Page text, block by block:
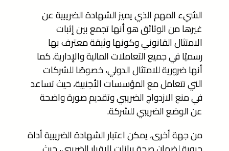
الشيء المهم الذي يميز الشهادة الضريبية عن
غيرها من الوثائق هو أنها تجمع بين إثبات
الامتثال القانوني وكونها وثيقة معترف بها
رسميًا في جميع التعاملات المالية والإدارية. كما
أنها ضرورية للامتثال الدولي، خصوصًا للشركات
التي تتعامل مع المؤسسات الأجنبية، حيث تساعد
في منع الازدواج الضريبي وتقديم صورة واضحة
عن الوضع الضريبي للشركة.
من جهة أخرى، يمكن اعتبار الشهادة الضريبية أداة